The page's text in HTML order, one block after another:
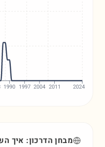
1990 1997 2004 2011 2024
מבחן הדרכון: איך